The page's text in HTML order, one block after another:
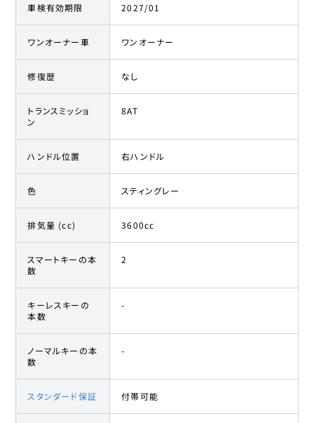
車検有効期限 2027/01
ワンオーナー車 ワンオーナー
修復歴 なし
トランスミッショ
ン
8AT
ハンドル位置 右ハンドル
色 スティングレー
排気量 (cc) 3600cc
スマートキーの本
数
2
キーレスキーの
本数
-
ノーマルキーの本
数
-
スタンダード保証 付帯可能